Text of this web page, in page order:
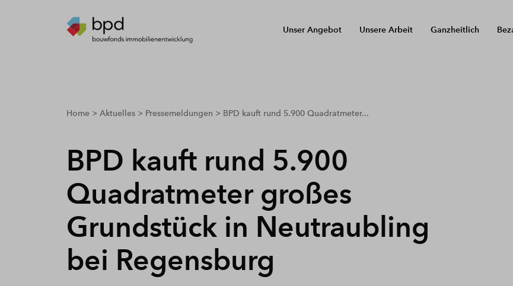
Unser Angebot Unsere Arbeit Ganzheitlich
breadcrumbs.youarehere
Home Aktuelles Pressemeldungen BPD kauft rund 5.900 Quadratmeter...
BPD kauft rund 5.900
Quadratmeter großes
Grundstück in Neutraubling
bei Regensburg